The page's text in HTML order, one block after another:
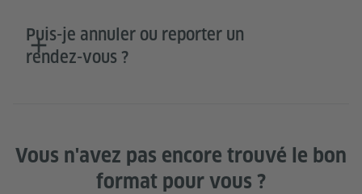
Puis-je annuler ou reporter un
rendez-vous ?
Vous n'avez pas encore trouvé le bon
format pour vous ?